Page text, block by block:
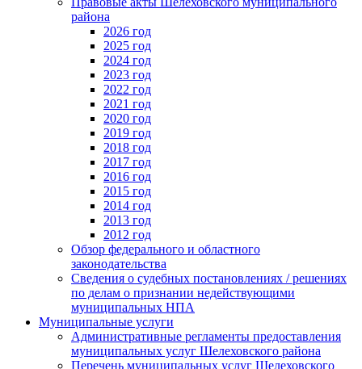
района
2026 год
2025 год
2024 год
2023 год
2022 год
2021 год
2020 год
2019 год
2018 год
2017 год
2016 год
2015 год
2014 год
2013 год
2012 год
Обзор федерального и областного
законодательства
Сведения о судебных постановлениях / решениях
по делам о признании недействующими
муниципальных НПА
Муниципальные услуги
Административные регламенты предоставления
муниципальных услуг Шелеховского района
Перечень муниципальных услуг Шелеховского